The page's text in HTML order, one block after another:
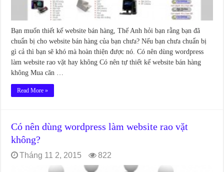
Bạn muốn thiết kế website bán hàng, Thế Anh hỏi bạn rằng bạn đã
chuẩn bị cho website bán hàng của bạn chưa? Nếu bạn chưa chuẩn bị
gì cả thì bạn sẽ khó mà hoàn thiện được nó. Có nên dùng wordpress
làm website rao vặt hay không Có nên tự thiết kế website bán hàng
không Mua căn …
Read More »
Có nên dùng wordpress làm website rao vặt
không?
Tháng 11 2, 2015 822